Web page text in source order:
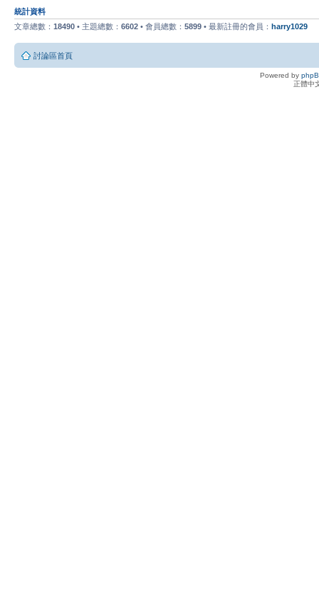
統計資料
文章總數： 18490 • 主題總數： 6602 • 會員總數： 5899 • 最新註冊的會員： harry1029
討論區首頁
Powered by
正體中